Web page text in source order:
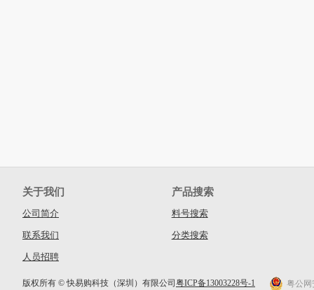
关于我们
公司简介
联系我们
人员招聘
产品搜索
料号搜索
分类搜索
版权所有 © 快易购科技（深圳）有限公司 粤ICP备13003228号-1 粤公网